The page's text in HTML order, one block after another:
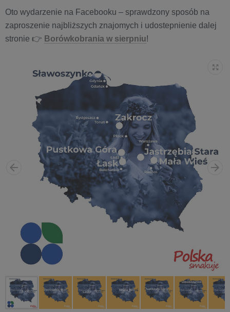
Oto wydarzenie na Facebooku – sprawdzony sposób na
zaproszenie najbliższych znajomych i udostepnienie dalej
stronie 👉 Borówkobrania w sierpniu!